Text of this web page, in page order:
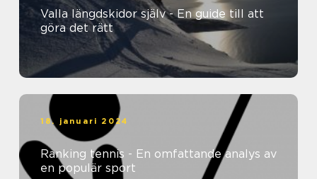
Valla längdskidor själv - En guide till att
göra det rätt
18. januari 2024
Ranking tennis - En omfattande analys av
en populär sport